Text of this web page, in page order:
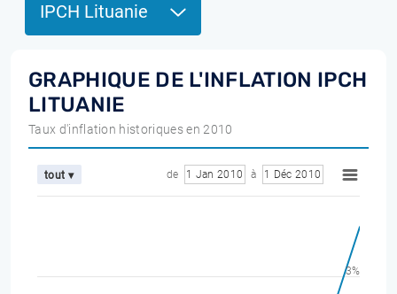
IPCH Lituanie
GRAPHIQUE DE L'INFLATION IPCH
LITUANIE
Taux d'inflation historiques en 2010
tout ▾ de 1 Jan 2010 à 1 Déc 2010
3%